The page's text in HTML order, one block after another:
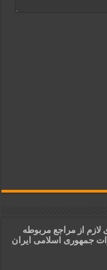
از مراجع مربوطه
جمهوری اسلامی ایران